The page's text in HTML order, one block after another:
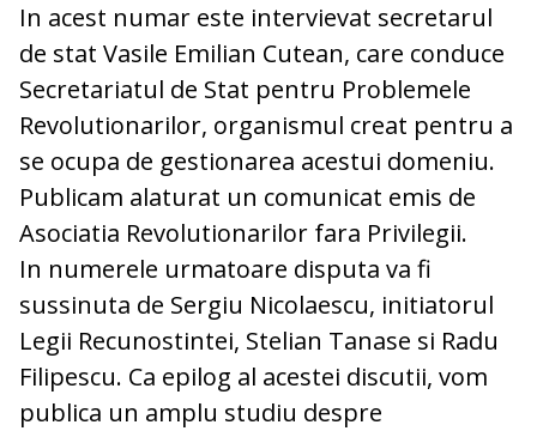
In acest numar este intervievat secretarul
de stat Vasile Emilian Cutean, care conduce
Secretariatul de Stat pentru Problemele
Revolutionarilor, organismul creat pentru a
se ocupa de gestionarea acestui domeniu.
Publicam alaturat un comunicat emis de
Asociatia Revolutionarilor fara Privilegii.
In numerele urmatoare disputa va fi
sussinuta de Sergiu Nicolaescu, initiatorul
Legii Recunostintei, Stelian Tanase si Radu
Filipescu. Ca epilog al acestei discutii, vom
publica un amplu studiu despre